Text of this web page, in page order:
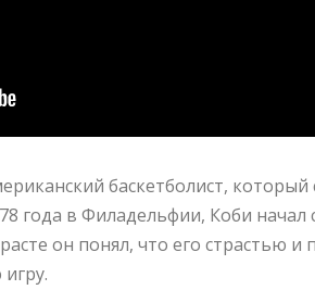
баскетболист,
года в Филадельфии, Коби начал
он понял, что его страстью и